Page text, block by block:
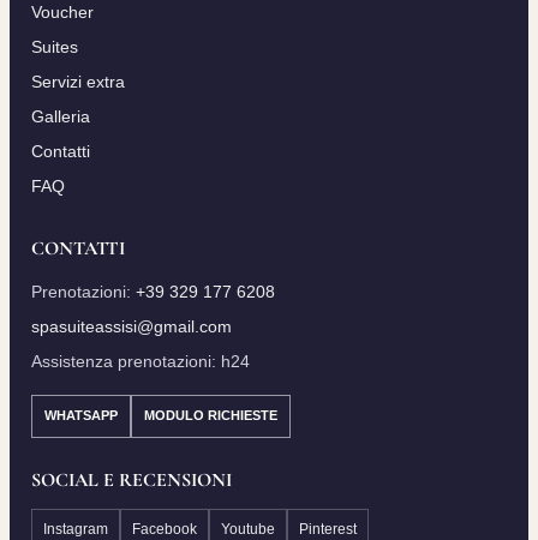
a
n
t
i
t
Voucher
Suites
Servizi extra
Galleria
Contatti
FAQ
CONTATTI
Prenotazioni: +39 329 177 6208
spasuiteassisi@gmail.com
Assistenza prenotazioni: h24
WHATSAPP MODULO RICHIESTE
SOCIAL E RECENSIONI
Instagram Facebook Youtube Pinterest